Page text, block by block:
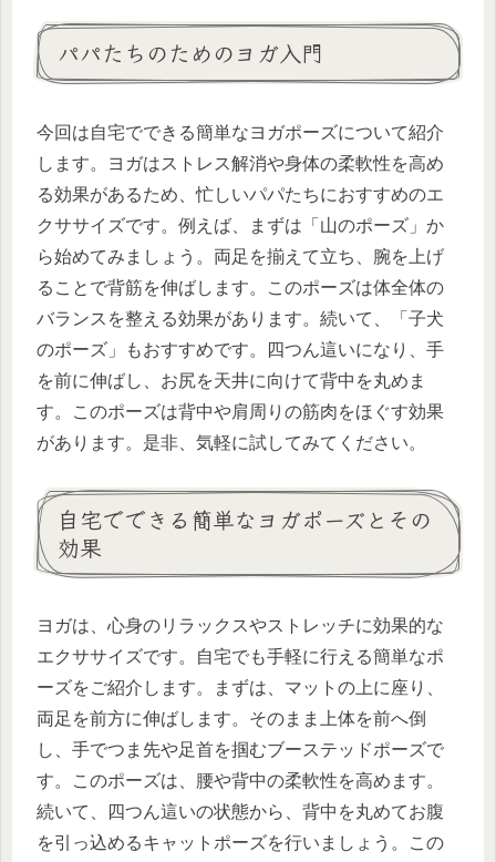
パパたちのためのヨガ入門
今回は自宅でできる簡単なヨガポーズについて紹介
します。ヨガはストレス解消や身体の柔軟性を高め
る効果があるため、忙しいパパたちにおすすめのエ
クササイズです。例えば、まずは「山のポーズ」か
ら始めてみましょう。両足を揃えて立ち、腕を上げ
ることで背筋を伸ばします。このポーズは体全体の
バランスを整える効果があります。続いて、「子犬
のポーズ」もおすすめです。四つん這いになり、手
を前に伸ばし、お尻を天井に向けて背中を丸めま
す。このポーズは背中や肩周りの筋肉をほぐす効果
があります。是非、気軽に試してみてください。
自宅でできる簡単なヨガポーズとその
効果
ヨガは、心身のリラックスやストレッチに効果的な
エクササイズです。自宅でも手軽に行える簡単なポ
ーズをご紹介します。まずは、マットの上に座り、
両足を前方に伸ばします。そのまま上体を前へ倒
し、手でつま先や足首を掴むブーステッドポーズで
す。このポーズは、腰や背中の柔軟性を高めます。
続いて、四つん這いの状態から、背中を丸めてお腹
を引っ込めるキャットポーズを行いましょう。この